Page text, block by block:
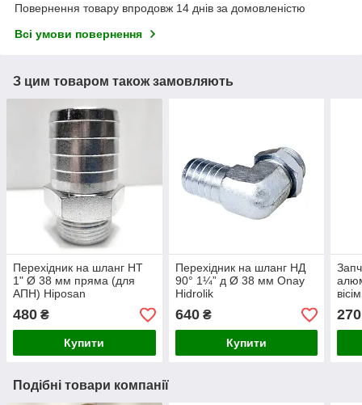
Повернення товару впродовж 14 днів за домовленістю
Всі умови повернення
З цим товаром також замовляють
Перехідник на шланг НТ
1" Ø 38 мм пряма (для
АПН) Hiposan
480 ₴
Купити
Перехідник на шланг НД
90° 1¼” д Ø 38 мм Onay
Hidrolik
640₴
Купити
270
Подібні товари компанії